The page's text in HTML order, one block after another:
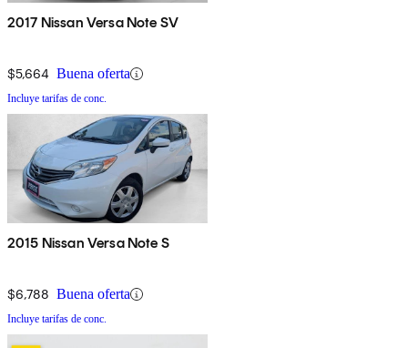
2017 Nissan Versa Note SV
$5,664 Buena oferta
Incluye tarifas de conc.
2015 Nissan Versa Note S
$6,788 Buena oferta
Incluye tarifas de conc.